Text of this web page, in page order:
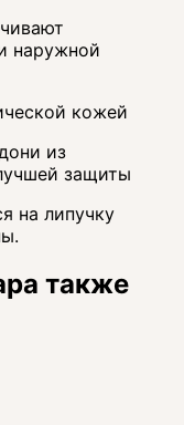
наружной
кожей
из
защиты
на липучку
также